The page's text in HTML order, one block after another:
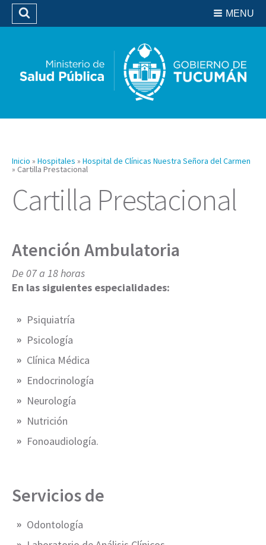
Biblioteca
MENU
Buscar
Inicio » Hospitales » Hospital de Clínicas Nuestra Señora del Carmen
» Cartilla Prestacional
Cartilla Prestacional
Atención Ambulatoria
De 07 a 18 horas
En las siguientes especialidades:
Psiquiatría
Psicología
Clínica Médica
Endocrinología
Neurología
Nutrición
Fonoaudiología.
Servicios de
Odontología